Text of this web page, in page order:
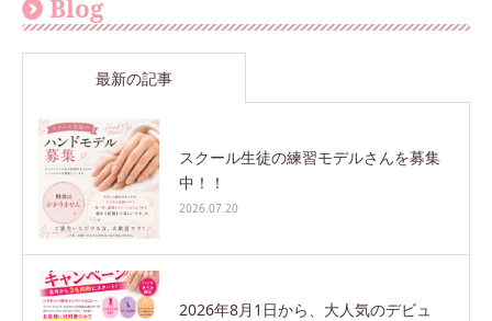
Blog
最新の記事
スクール生徒の練習モデルさんを募集
中！！
2026.07.20
2026年8月1日から、大人気のデビュ